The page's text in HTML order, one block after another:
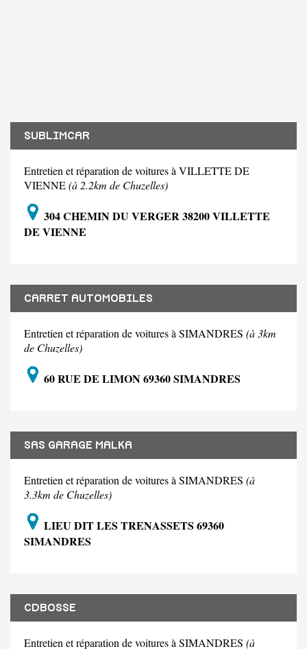
SUBLIMCAR
Entretien et réparation de voitures à VILLETTE DE
VIENNE(à 2.2km de Chuzelles)
304 CHEMIN DU VERGER 38200 VILLETTE
DE VIENNE
CARRET AUTOMOBILES
Entretien et réparation de voitures à SIMANDRES (à 3km
de Chuzelles)
60 RUE DE LIMON 69360 SIMANDRES
SAS GARAGE MALKA
Entretien et réparation de voitures à SIMANDRES (à
3.3km de Chuzelles)
LIEU DIT LES TRENASSETS 69360
SIMANDRES
CDBOSSE
Entretien et réparation de voitures à SIMANDRES (à